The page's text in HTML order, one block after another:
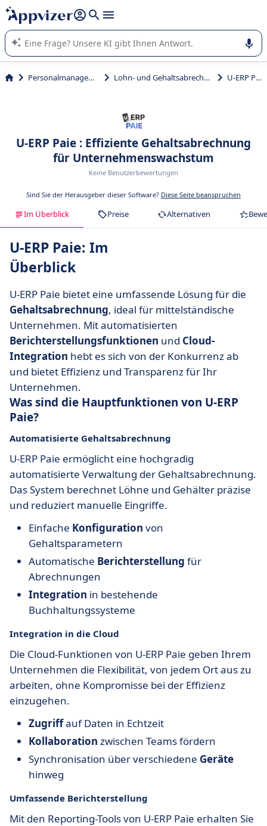
beantworten (mehrere Zeilen mit
Die KI von Appvizer führt Sie bei der Nutzung oder Auswahl
von SaaS-Software in Unternehmen.
Personalmanagement Lohn- und Gehaltsabrechnung U-ERP Paie
U-ERP Paie : Effiziente Gehaltsabrechnung
für Unternehmenswachstum
Keine Benutzerbewertungen
Sind Sie der Herausgeber dieser Software? Diese Seite beanspruchen
Im Überblick Preise Alternativen
U-ERP Paie: Im
Überblick
U-ERP Paie bietet eine umfassende Lösung für die
Gehaltsabrechnung, ideal für mittelständische
Unternehmen. Mit automatisierten
Berichterstellungsfunktionen und Cloud-
Integration hebt es sich von der Konkurrenz ab
und bietet Effizienz und Transparenz für Ihr
Unternehmen.
Was sind die Hauptfunktionen von U-ERP
Paie?
Automatisierte Gehaltsabrechnung
U-ERP Paie ermöglicht eine hochgradig
automatisierte Verwaltung der Gehaltsabrechnung.
Das System berechnet Löhne und Gehälter präzise
und reduziert manuelle Eingriffe.
Einfache Konfiguration von
Gehaltsparametern
Automatische Berichterstellung für
Abrechnungen
Integration in bestehende
Buchhaltungssysteme
Integration in die Cloud
Die Cloud-Funktionen von U-ERP Paie geben Ihrem
Unternehmen die Flexibilität, von jedem Ort aus zu
arbeiten, ohne Kompromisse bei der Effizienz
einzugehen.
Zugriffauf Daten in Echtzeit
Kollaboration zwischen Teams fördern
Synchronisation über verschiedene Geräte
hinweg
Umfassende Berichterstellung
Mit den Reporting-Tools von U-ERP Paie erhalten Sie